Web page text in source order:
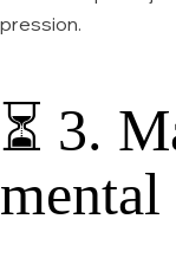
pression.
⏳ 3.
mental